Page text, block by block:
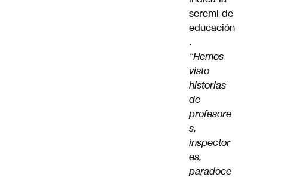
seremi de
educación
.
“Hemos
visto
historias
de
profesore
s,
inspector
es,
paradoce